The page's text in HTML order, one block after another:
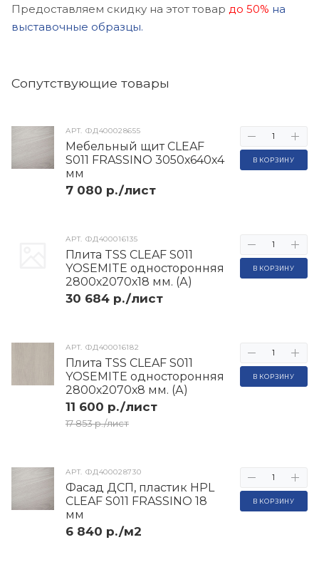
Предоставляем скидку на этот товар до 50% на
выставочные образцы.
Cопутствующие товары
АРТ.ФД400028730
Фасад ДСП, пластик HPL
CLEAF S011 FRASSINO 18
мм
6 840 р./м2
В КОРЗИНУ
АРТ.ФД400016182
Плита TSS CLEAF S011
YOSEMITE односторонняя
2800х2070х8 мм. (А)
11 600 р./лист
17 853 р./лист
В КОРЗИНУ
АРТ.ФД400016135
Плита TSS CLEAF S011
YOSEMITE односторонняя
2800х2070х18 мм. (А)
30 684 р./лист
В КОРЗИНУ
АРТ.ФД400028655
Мебельный щит CLEAF
S011 FRASSINO 3050х640х4
мм
7 080 р./лист
В КОРЗИНУ